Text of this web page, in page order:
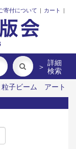
寄付について | カート |
＞ 詳細
検索
子ビーム
アート
「力のある学校」
貯蔵材料の知的設